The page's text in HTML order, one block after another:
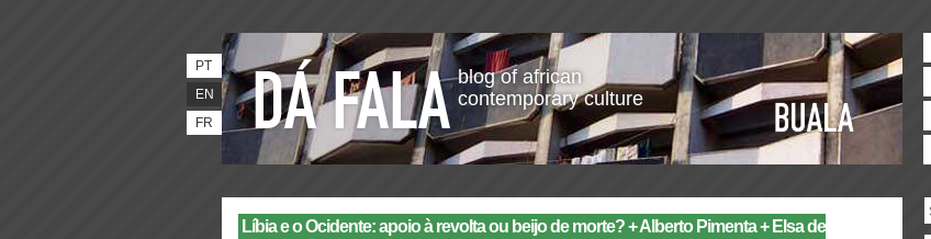
blog of african
contemporary culture
PT
EN
FR
Líbia e o Ocidente: apoio à revolta ou beijo de morte? + Alberto Pimenta + Elsa de